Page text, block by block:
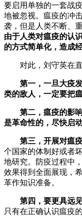
要启用单独的一套战
地被忽视。瘟疫的冲
袭，但是人类不断、
由于人类对瘟疫的认
的方式简单化，造成
对此，刘守英在
第一，一旦大疫
类的敌人，一定要把
第二，瘟疫的影
是革命性的，尽快启
第三，开展对瘟
个国家的体制好或者
地研究。防疫过程中
效果得到全面展现，
革作知识准备。
第四，要更具远
只有在正确认识瘟疫